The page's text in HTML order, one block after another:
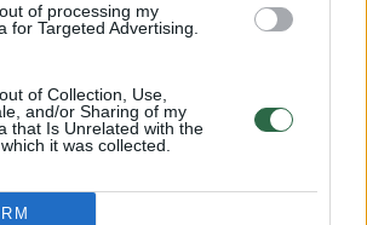
of processing my
for Targeted Advertising.
of Collection, Use,
and/or Sharing of my
that Is Unrelated with the
it was collected.
premjerei“: pasidalijo jautriais
Kazimierą Prunskienę